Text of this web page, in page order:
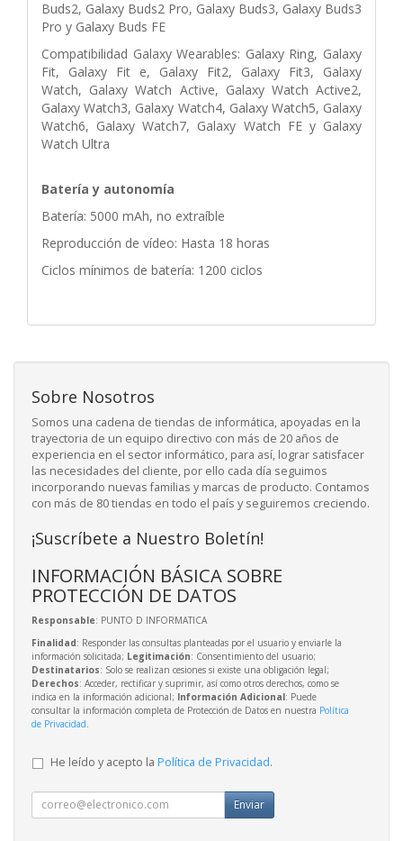
Buds2, Galaxy Buds2 Pro, Galaxy Buds3, Galaxy Buds3
Pro y Galaxy Buds FE
Compatibilidad Galaxy Wearables: Galaxy Ring, Galaxy
Fit, Galaxy Fit e, Galaxy Fit2, Galaxy Fit3, Galaxy
Watch, Galaxy Watch Active, Galaxy Watch Active2,
Galaxy Watch3, Galaxy Watch4, Galaxy Watch5, Galaxy
Watch6, Galaxy Watch7, Galaxy Watch FE y Galaxy
Watch Ultra
Batería y autonomía
Batería: 5000 mAh, no extraíble
Reproducción de vídeo: Hasta 18 horas
Ciclos mínimos de batería: 1200 ciclos
Sobre Nosotros
Somos una cadena de tiendas de informática, apoyadas en la
trayectoria de un equipo directivo con más de 20 años de
experiencia en el sector informático, para así, lograr satisfacer
las necesidades del cliente, por ello cada día seguimos
incorporando nuevas familias y marcas de producto. Contamos
con más de 80 tiendas en todo el país y seguiremos creciendo.
¡Suscríbete a Nuestro Boletín!
INFORMACIÓN BÁSICA SOBRE
PROTECCIÓN DE DATOS
Responsable: PUNTO D INFORMATICA
Finalidad: Responder las consultas planteadas por el usuario y enviarle la
información solicitada; Legitimación: Consentimiento del usuario;
Destinatarios: Solo se realizan cesiones si existe una obligación legal;
Derechos: Acceder, rectificar y suprimir, así como otros derechos, como se
indica en la información adicional; Información Adicional: Puede
consultar la información completa de Protección de Datos en nuestra Política
de Privacidad
He leído y acepto la Política de Privacidad.
Enviar